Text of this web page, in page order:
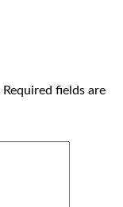
Required fields are